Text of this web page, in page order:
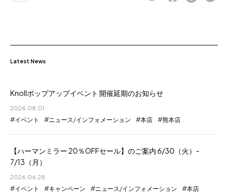
Latest News
Knollポップアップイベント 開催延期のお知らせ
2026.08.01
イベント ニュース/インフォメーション 本店 熊本店
【ハーマンミラー 20％OFFセール】のご案内 6/30（火）-
7/13（月）
2026.06.28
イベント キャンペーン ニュース/インフォメーション
本店